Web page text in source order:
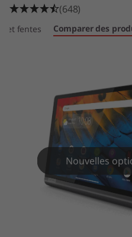
(648)
et fentes Comparer des
Nouvelles